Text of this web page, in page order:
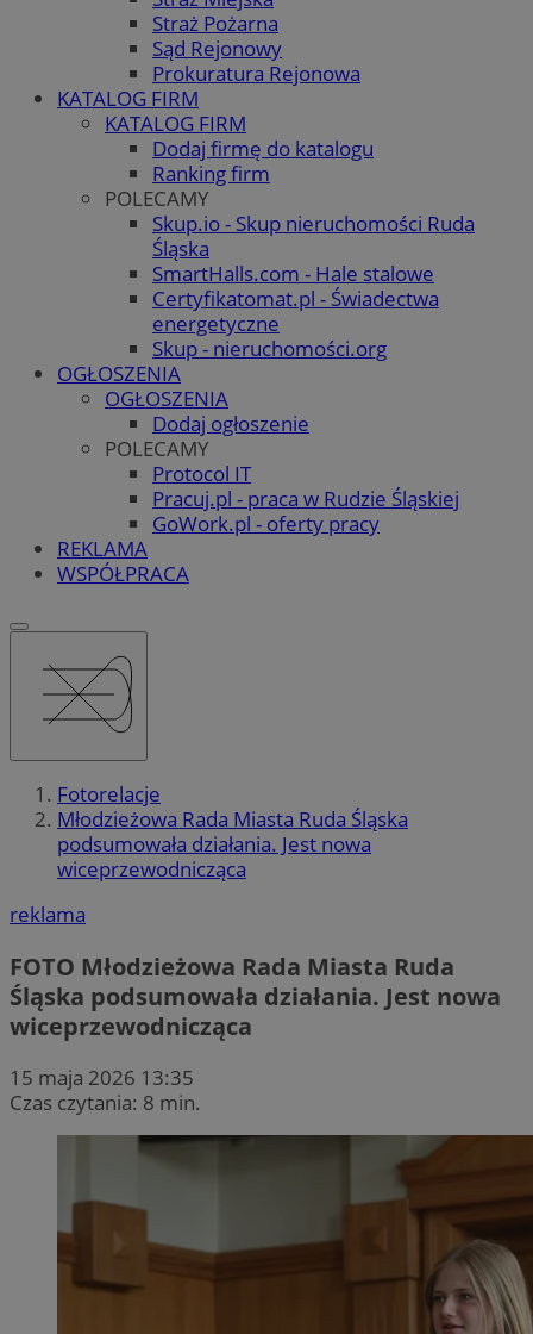
Straż Pożarna
Sąd Rejonowy
Prokuratura Rejonowa
KATALOG FIRM
KATALOG FIRM
Dodaj firmę do katalogu
Ranking firm
POLECAMY
Skup.io - Skup nieruchomości Ruda
Śląska
SmartHalls.com - Hale stalowe
Certyfikatomat.pl - Świadectwa
energetyczne
Skup - nieruchomości.org
OGŁOSZENIA
OGŁOSZENIA
Dodaj ogłoszenie
POLECAMY
Protocol IT
Pracuj.pl - praca w Rudzie Śląskiej
GoWork.pl - oferty pracy
REKLAMA
WSPÓŁPRACA
Fotorelacje
Młodzieżowa Rada Miasta Ruda Śląska
podsumowała działania. Jest nowa
wiceprzewodnicząca
reklama
FOTO Młodzieżowa Rada Miasta Ruda
Śląska podsumowała działania. Jest nowa
wiceprzewodnicząca
15 maja 2026 13:35
Czas czytania: 8 min.